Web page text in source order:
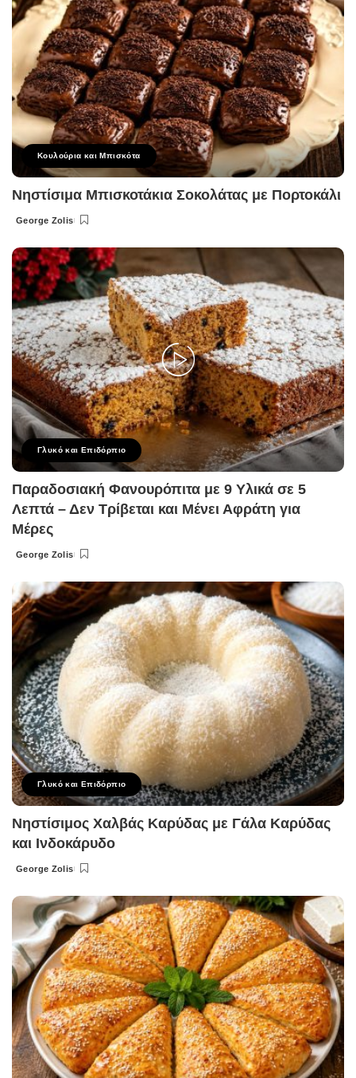
Κουλούρια και Μπισκότα
Νηστίσιμα Μπισκοτάκια Σοκολάτας με Πορτοκάλι
Posted
George Zolis
Γλυκό και Επιδόρπιο
Παραδοσιακή Φανουρόπιτα με 9 Υλικά σε 5
Λεπτά – Δεν Τρίβεται και Μένει Αφράτη για
Μέρες
Posted
George Zolis
Γλυκό και Επιδόρπιο
Νηστίσιμος Χαλβάς Καρύδας με Γάλα Καρύδας
και Ινδοκάρυδο
Posted
George Zolis